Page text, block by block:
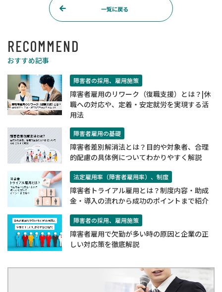
一覧に戻る
RECOMMEND
おすすめ記事
障害者の採用、雇用施策
障害者雇用のリワーク（復職支援）とは？|休
職への対応や、定着・安定就労を実現する活
用法
障害者雇用の基礎
障害者差別解消法とは？目的や対象者、合理
的配慮の具体例についてわかりやすく解説
法定雇用率（障害者雇用率）、制度
​​障害者トライアル雇用とは？制度内容・助成
金・導入の流れから成功のポイントまで紹介​
障害者の採用、雇用施策
障害者雇用で欠勤が多い時の原因と企業の正
しい対応策を徹底解説